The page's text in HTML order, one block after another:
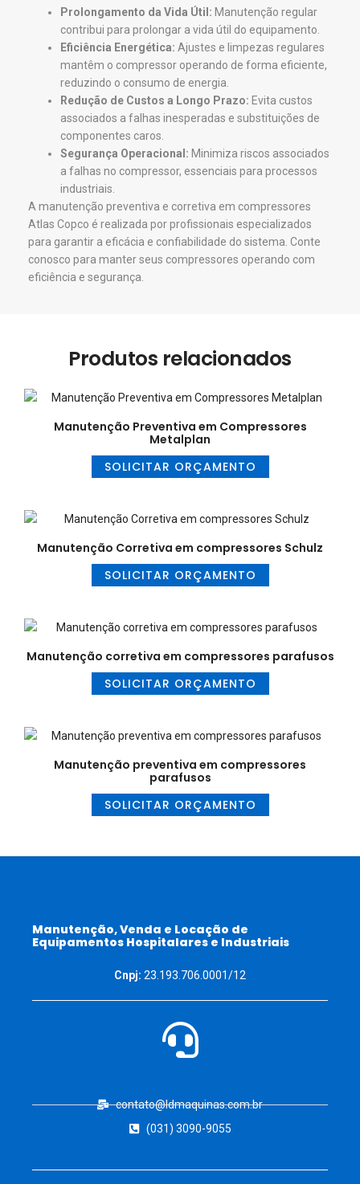
Prolongamento da Vida Útil: Manutenção regular
contribui para prolongar a vida útil do equipamento.
Eficiência Energética: Ajustes e limpezas regulares
mantêm o compressor operando de forma eficiente,
reduzindo o consumo de energia.
Redução de Custos a Longo Prazo: Evita custos
associados a falhas inesperadas e substituições de
componentes caros.
Segurança Operacional: Minimiza riscos associados
a falhas no compressor, essenciais para processos
industriais.
A manutenção preventiva e corretiva em compressores
Atlas Copco é realizada por profissionais especializados
para garantir a eficácia e confiabilidade do sistema. Conte
conosco para manter seus compressores operando com
eficiência e segurança.
Produtos relacionados
Manutenção Preventiva em Compressores
Metalplan
SOLICITAR ORÇAMENTO
Manutenção Corretiva em compressores Schulz
SOLICITAR ORÇAMENTO
Manutenção corretiva em compressores parafusos
SOLICITAR ORÇAMENTO
Manutenção preventiva em compressores
parafusos
SOLICITAR ORÇAMENTO
Manutenção, Venda e Locação de
Equipamentos Hospitalares e Industriais
Cnpj: 23.193.706.0001/12
contato@ldmaquinas.com.br
(031) 3090-9055